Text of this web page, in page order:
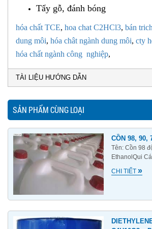
Tẩy gỗ, đánh bóng
hóa chất TCE, hoa chat C2HCl3, bán
dung m​ôi, hóa chât ngành dung môi, cty
hóa chất ngành công nghiệp,
TÀI LIỆU HƯỚNG DẪN
SẢN PHẨM CÙNG LOẠI
CỒN 98, 90,
Tên: Cồn 98
EthanolQui
CHI TIẾT»